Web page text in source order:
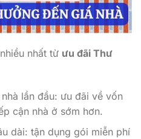
nhất từ ưu đãi Thư
lần đầu: ưu đãi về vốn
cận nhà ở sớm hơn.
dài: tận dụng gói miễn phí